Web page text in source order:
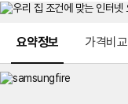
생
는
치
비
요약정보 가격비교